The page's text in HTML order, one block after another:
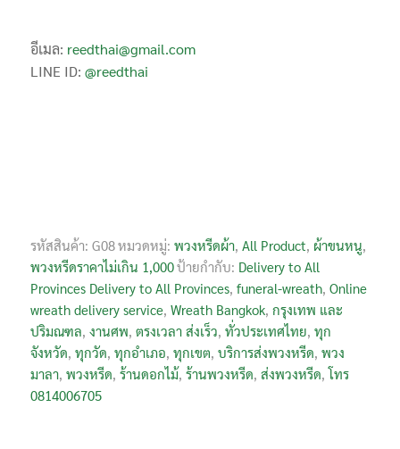
อีเมล: reedthai@gmail.com
LINE ID: @reedthai
รหัสสินค้า: G08หมวดหมู่: พวงหรีดผ้า, All Product, ผ้าขนหนู,
พวงหรีดราคาไม่เกิน 1,000ป้ายกำกับ: Delivery to All
Provinces Delivery to All Provinces, funeral-wreath, Online
wreath delivery service, Wreath Bangkok, กรุงเทพ และ
ปริมณฑล, งานศพ, ตรงเวลา ส่งเร็ว, ทั่วประเทศไทย, ทุก
จังหวัด, ทุกวัด, ทุกอำเภอ, ทุกเขต, บริการส่งพวงหรีด, พวง
มาลา, พวงหรีด, ร้านดอกไม้, ร้านพวงหรีด, ส่งพวงหรีด,โทร
0814006705